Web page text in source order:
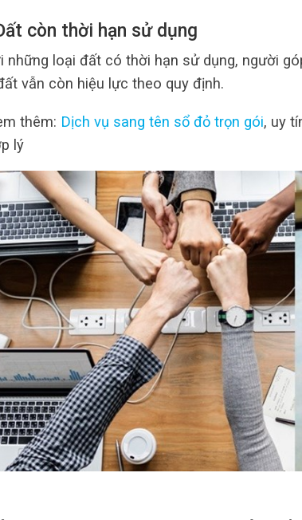
còn thời hạn sử dụng
những loại đất có thời hạn sử dụng, người
vẫn còn hiệu lực theo quy định.
thêm: Dịch vụ sang tên sổ đỏ trọn gói, uy
lý